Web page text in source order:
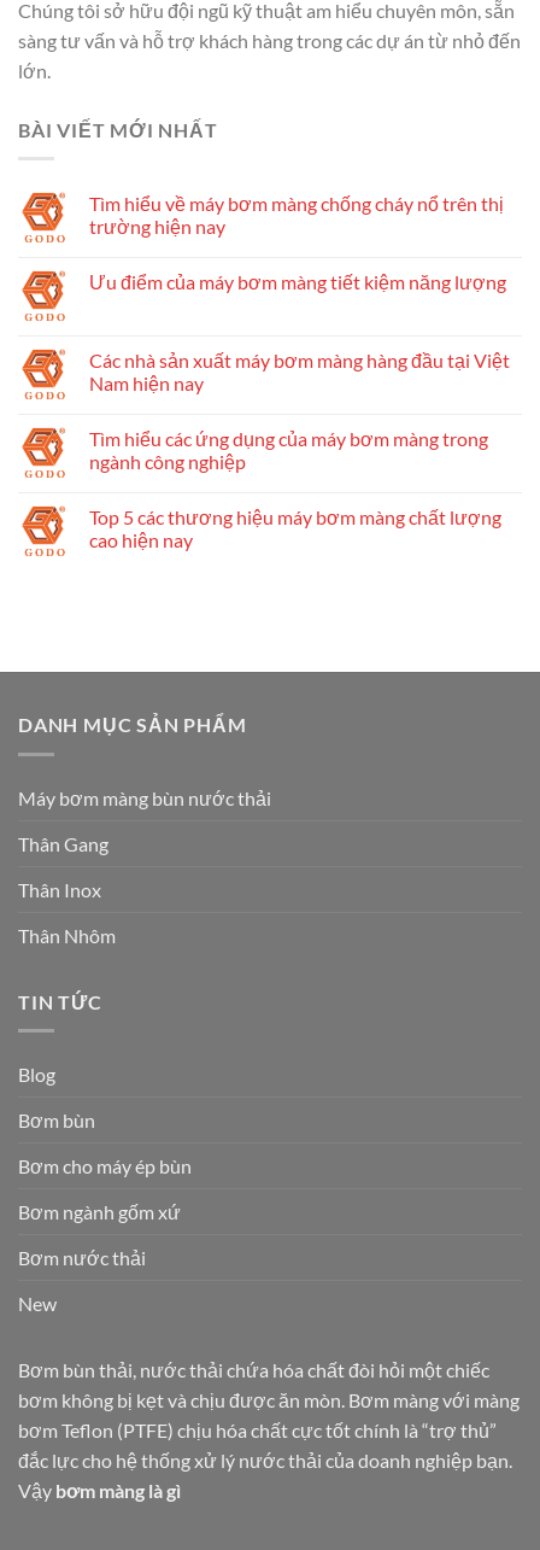
Chúng tôi sở hữu đội ngũ kỹ thuật am hiểu chuyên môn, sẵn
sàng tư vấn và hỗ trợ khách hàng trong các dự án từ nhỏ đến
lớn.
BÀI VIẾT MỚI NHẤT
Tìm hiểu về máy bơm màng chống cháy nổ trên thị
trường hiện nay
Ưu điểm của máy bơm màng tiết kiệm năng lượng
Các nhà sản xuất máy bơm màng hàng đầu tại Việt
Nam hiện nay
Tìm hiểu các ứng dụng của máy bơm màng trong
ngành công nghiệp
Top 5 các thương hiệu máy bơm màng chất lượng
cao hiện nay
DANH MỤC SẢN PHẨM
Máy bơm màng bùn nước thải
Thân Gang
Thân Inox
Thân Nhôm
TIN TỨC
Blog
Bơm bùn
Bơm cho máy ép bùn
Bơm ngành gốm xứ
Bơm nước thải
New
Bơm bùn thải, nước thải chứa hóa chất đòi hỏi một chiếc
bơm không bị kẹt và chịu được ăn mòn. Bơm màng với màng
bơm Teflon (PTFE) chịu hóa chất cực tốt chính là “trợ thủ”
đắc lực cho hệ thống xử lý nước thải của doanh nghiệp bạn.
Vậy bơm màng là gì